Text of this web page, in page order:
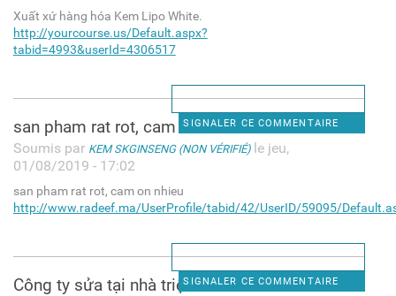
Xuất xứ hàng hóa Kem Lipo White.
http://yourcourse.us/Default.aspx?
tabid=4993&userId=4306517
SIGNALER CE COMMENTAIRE
san pham rat rot, cam on
Soumis par KEM SKGINSENG (NON VÉRIFIÉ)le jeu,
01/08/2019 - 17:02
san pham rat rot, cam on nhieu
http://www.radeef.ma/UserProfile/tabid/42/UserID/59095/
SIGNALER CE COMMENTAIRE
Công ty sửa tại nhà triệt